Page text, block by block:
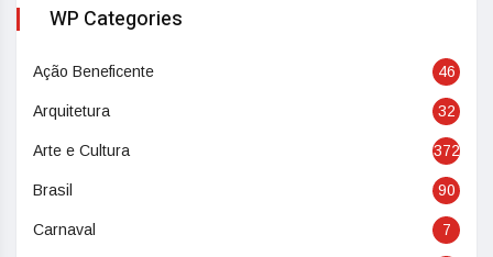
WP Categories
Ação Beneficente 46
Arquitetura 32
Arte e Cultura 372
Brasil 90
Carnaval 7